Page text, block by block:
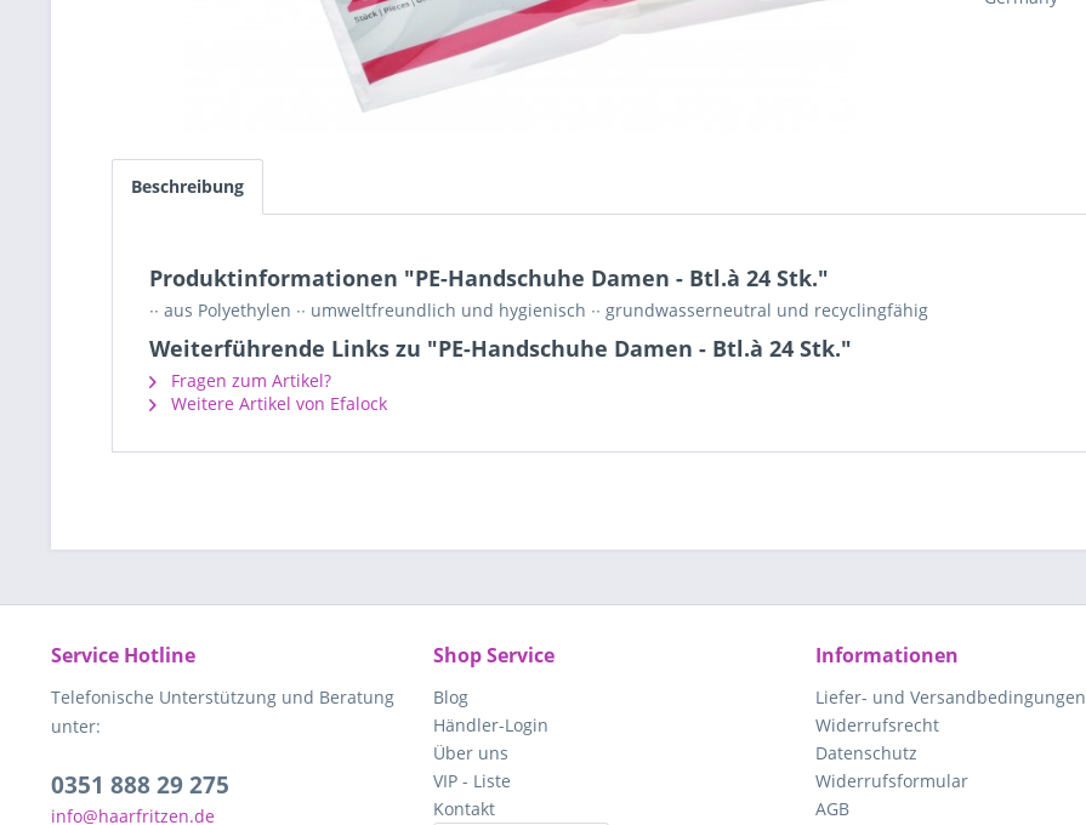
Beschreibung
Produktinformationen "PE-Handschuhe Damen - Btl.à 24 Stk."
∙∙ aus Polyethylen ∙∙ umweltfreundlich und hygienisch ∙∙ grundwasserneutral und recyclingfähig
Weiterführende Links zu "PE-Handschuhe Damen - Btl.à 24 Stk."
Fragen zum Artikel?
Weitere Artikel von Efalock
Service Hotline
Telefonische Unterstützung und Beratung
unter:
0351 888 29 275
info@haarfritzen.de
Shop Service
Blog
Händler-Login
Über uns
VIP - Liste
Kontakt
Informationen
Liefer- und Versandbedingungen
Widerrufsrecht
Datenschutz
Widerrufsformular
AGB